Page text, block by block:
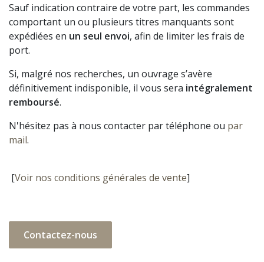
Sauf indication contraire de votre part, les commandes
comportant un ou plusieurs titres manquants sont
expédiées en un seul envoi, afin de limiter les frais de
port.
Si, malgré nos recherches, un ouvrage s’avère
définitivement indisponible, il vous sera intégralement
remboursé.
N'hésitez pas à nous contacter par téléphone ou par
mail.
[Voir nos conditions générales de vente]
Contactez-nous